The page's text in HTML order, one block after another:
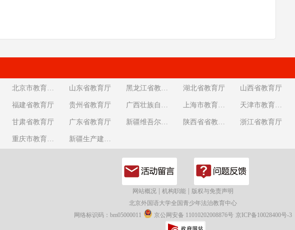
北京市教育委员会 山东省教育厅 黑龙江省教育厅 湖北省教育厅 山西省教育厅
福建省教育厅 贵州省教育厅 广西壮族自治区教育厅 上海市教育委员会 天津市教育委员会
甘肃省教育厅 广东省教育厅 新疆维吾尔自治区教育厅 陕西省省教育厅 浙江省教育厅
重庆市教育委员会 新疆生产建设兵团教育局
网站概况 机构职能
版权与免责声明
北京外国语大学全国青少年法治教育中心
网络标识码：bm05000011
京公网安备 11010202008876号 京ICP备10028400号-3